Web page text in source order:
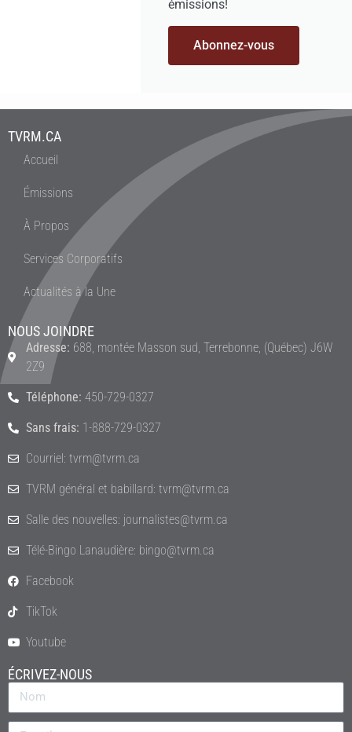
émissions!
Abonnez-vous
TVRM.CA
Accueil
Émissions
À Propos
Services Corporatifs
Actualités à la Une
NOUS JOINDRE
Adresse: 688, montée Masson sud, Terrebonne, (Québec) J6W
2Z9
Téléphone: 450-729-0327
Sans frais: 1-888-729-0327
Courriel: tvrm@tvrm.ca
TVRM général et babillard: tvrm@tvrm.ca
Salle des nouvelles: journalistes@tvrm.ca
Télé-Bingo Lanaudière: bingo@tvrm.ca
Facebook
TikTok
Youtube
ÉCRIVEZ-NOUS